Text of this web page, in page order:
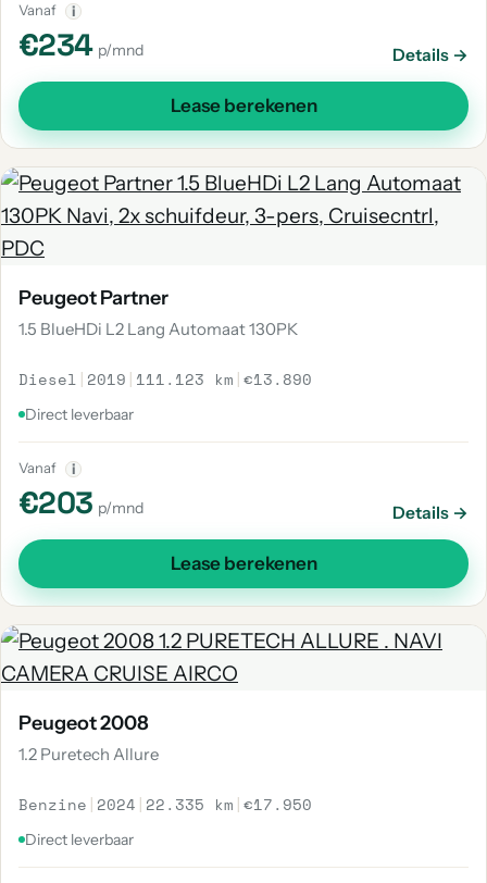
Vanaf i
€234 p/mnd Details →
Lease berekenen
Peugeot Partner
1.5 BlueHDi L2 Lang Automaat 130PK
Diesel | 2019 | 111.123 km |€13.890
Direct leverbaar
Vanaf i
€203 p/mnd Details →
Lease berekenen
Peugeot 2008
1.2 Puretech Allure
Benzine | 2024 | 22.335 km |€17.950
Direct leverbaar